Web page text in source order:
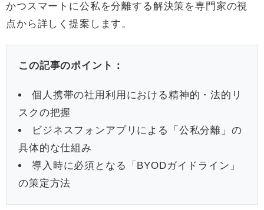
かつスマートに公私を分離する解決策を専門家の視
点から詳しく提案します。
この記事のポイント：
個人携帯の社用利用における精神的・法的リ
スクの把握
ビジネスフォンアプリによる「公私分離」の
具体的な仕組み
導入時に必須となる「BYODガイドライン」
の策定方法